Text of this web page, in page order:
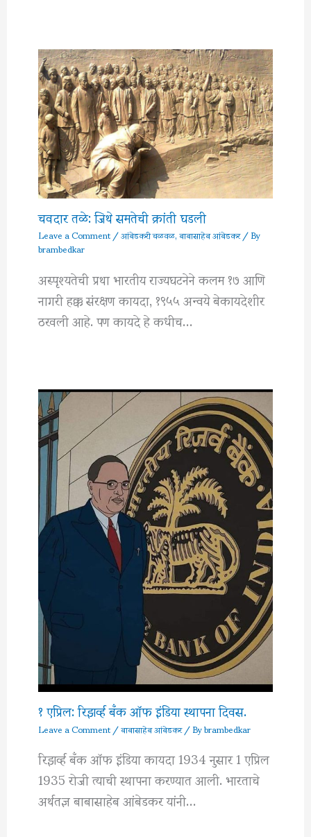
चवदार तळे: जिथे समतेची क्रांती घडली
Leave a Comment/आंबेडकरी चळवळ,बाबासाहेब आंबेडकर/ By
brambedkar
अस्पृश्यतेची प्रथा भारतीय राज्यघटनेने कलम १७ आणि
नागरी हक्क संरक्षण कायदा, १९५५ अन्वये बेकायदेशीर
ठरवली आहे. पण कायदे हे कधीच…
१ एप्रिल: रिझर्व्ह बँक ऑफ इंडिया स्थापना दिवस.
Leave a Comment/बाबासाहेब आंबेडकर/ Bybrambedkar
रिझर्व्ह बँक ऑफ इंडिया कायदा 1934 नुसार 1 एप्रिल
1935 रोजी त्याची स्थापना करण्यात आली. भारताचे
अर्थतज्ञ बाबासाहेब आंबेडकर यांनी…